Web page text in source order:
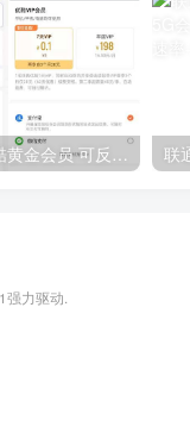
0.1元开7天优酷黄金会员 可反复开通需要关闭自动续费
强力驱动.